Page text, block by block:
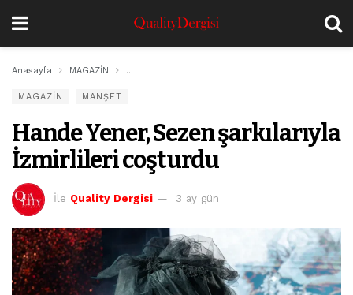
Anasayfa MAGAZİN Hande Yener, Sezen şarkılarıyla İzmirlileri coşturdu
MAGAZİN MANŞET
Hande Yener, Sezen şarkılarıyla
İzmirlileri coşturdu
İle Quality Dergisi 3 ay gün